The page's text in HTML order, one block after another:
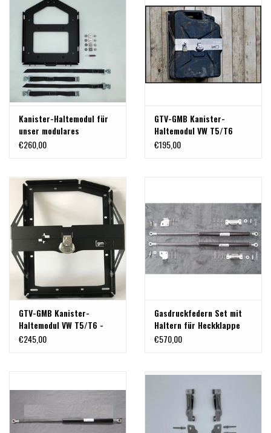
Kanister-Haltemodul für
unser modulares
Heckträgersystem für VW
€260,00
GTV-GMB Kanister-
Haltemodul VW T5/T6
€195,00
GTV-GMB Kanister-
Haltemodul VW T5/T6 -
schwarz
€245,00
Gasdruckfedern Set mit
Haltern für Heckklappe
VW T5 "verstärkt" bis
€570,00